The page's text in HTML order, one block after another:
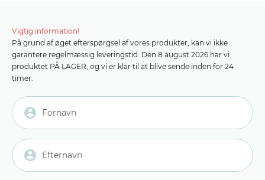
Vigtig information!
På grund af øget efterspørgsel af vores produkter, kan vi ikke
garantere regelmæssig leveringstid. Den 8 august 2026 har vi
produktet PÅ LAGER, og vi er klar til at blive sende inden for 24
timer.